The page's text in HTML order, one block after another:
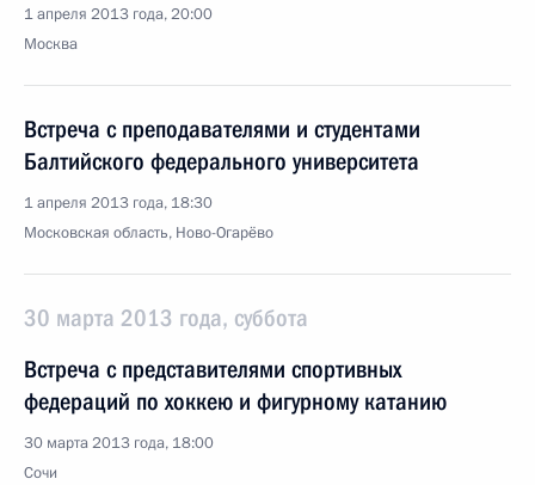
1 апреля 2013 года, 20:00
Москва
Встреча с преподавателями и студентами
Балтийского федерального университета
1 апреля 2013 года, 18:30
Московская область, Ново-Огарёво
30 марта 2013 года, суббота
Встреча с представителями спортивных
федераций по хоккею и фигурному катанию
30 марта 2013 года, 18:00
Сочи